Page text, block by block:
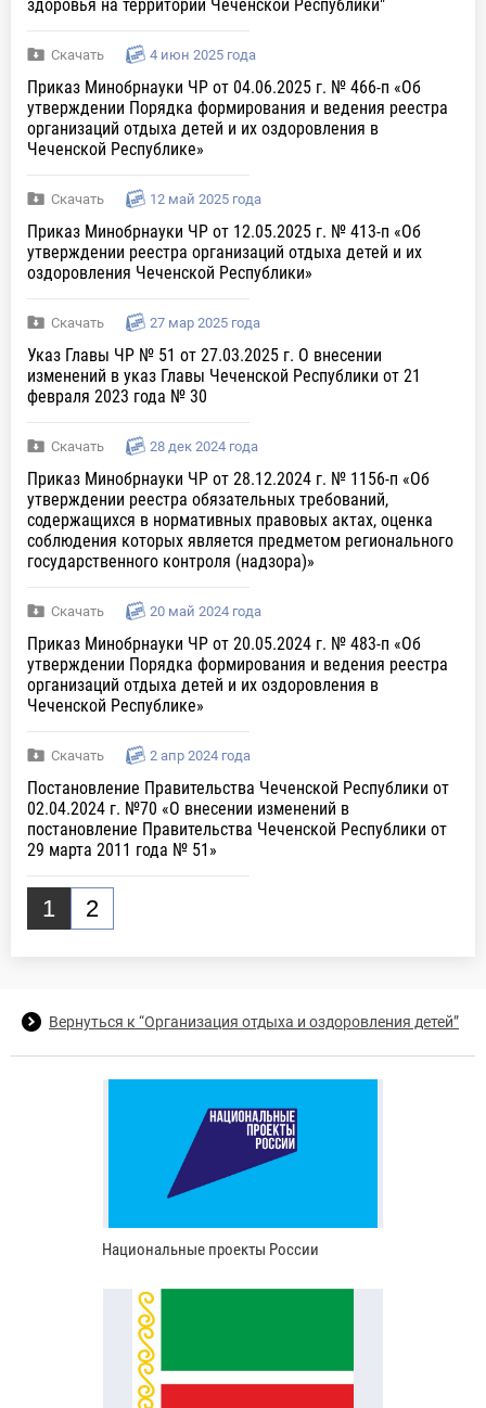
здоровья на территории Чеченской Республики"
Скачать 4 июн 2025 года
Приказ Минобрнауки ЧР от 04.06.2025 г. № 466-п «Об
утверждении Порядка формирования и ведения реестра
организаций отдыха детей и их оздоровления в
Чеченской Республике»
Скачать 12 май 2025 года
Приказ Минобрнауки ЧР от 12.05.2025 г. № 413-п «Об
утверждении реестра организаций отдыха детей и их
оздоровления Чеченской Республики»
Скачать 27 мар 2025 года
Указ Главы ЧР № 51 от 27.03.2025 г. О внесении
изменений в указ Главы Чеченской Республики от 21
февраля 2023 года № 30
Скачать 28 дек 2024 года
Приказ Минобрнауки ЧР от 28.12.2024 г. № 1156-п «Об
утверждении реестра обязательных требований,
содержащихся в нормативных правовых актах, оценка
соблюдения которых является предметом регионального
государственного контроля (надзора)»
Скачать 20 май 2024 года
Приказ Минобрнауки ЧР от 20.05.2024 г. № 483-п «Об
утверждении Порядка формирования и ведения реестра
организаций отдыха детей и их оздоровления в
Чеченской Республике»
Скачать 2 апр 2024 года
Постановление Правительства Чеченской Республики от
02.04.2024 г. №70 «О внесении изменений в
постановление Правительства Чеченской Республики от
29 марта 2011 года № 51»
1 2
Вернуться к “Организация отдыха и оздоровления детей”
Национальные проекты России